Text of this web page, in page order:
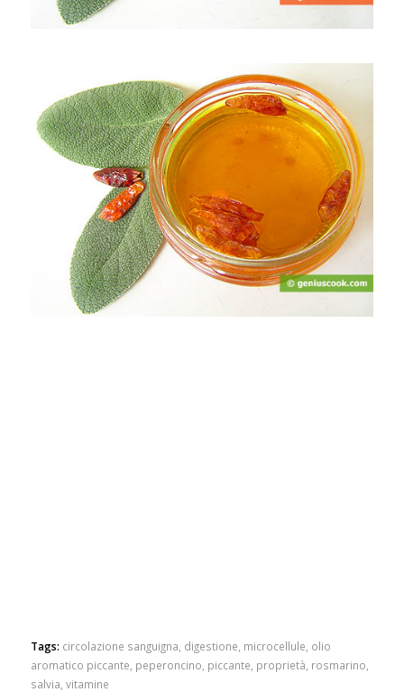
Tags: circolazione sanguigna digestione microcellule olio
aromatico piccante peperoncino piccante proprietà rosmarino
salvia vitamine